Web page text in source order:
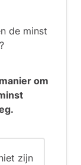
de minst
om
zijn